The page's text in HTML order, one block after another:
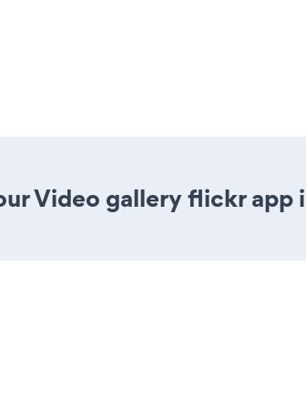
Video gallery flickr app